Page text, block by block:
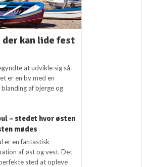
kan lide fest
at udvikle sig så
er en by med en
af bjerge og
– stedet hvor østen
mødes
er en fantastisk
af øst og vest. Det
sted at opleve